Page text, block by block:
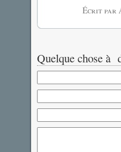
Écrit par
Quelque chose à